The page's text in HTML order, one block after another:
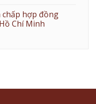
hợp đồng
Chí Minh